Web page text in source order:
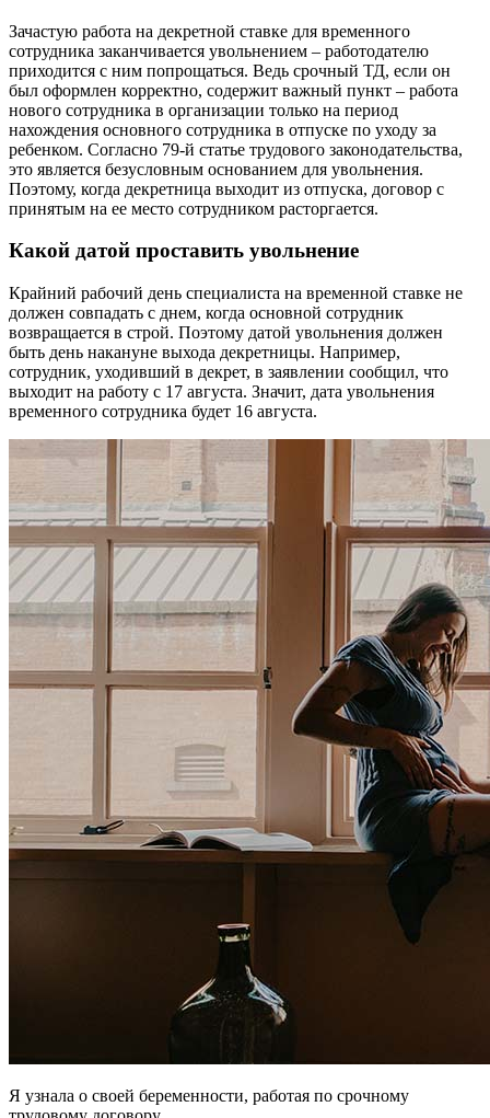
Зачастую работа на декретной ставке для временного
сотрудника заканчивается увольнением – работодателю
приходится с ним попрощаться. Ведь срочный ТД, если он
был оформлен корректно, содержит важный пункт – работа
нового сотрудника в организации только на период
нахождения основного сотрудника в отпуске по уходу за
ребенком. Согласно 79-й статье трудового законодательства,
это является безусловным основанием для увольнения.
Поэтому, когда декретница выходит из отпуска, договор с
принятым на ее место сотрудником расторгается.
Какой датой проставить увольнение
Крайний рабочий день специалиста на временной ставке не
должен совпадать с днем, когда основной сотрудник
возвращается в строй. Поэтому датой увольнения должен
быть день накануне выхода декретницы. Например,
сотрудник, уходивший в декрет, в заявлении сообщил, что
выходит на работу с 17 августа. Значит, дата увольнения
временного сотрудника будет 16 августа.
Я узнала о своей беременности, работая по срочному